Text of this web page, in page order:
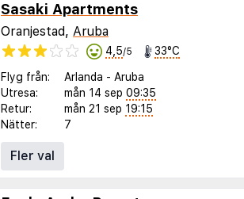
Sasaki Apartments
Oranjestad, Aruba
4,5/5 33°C
Flyg från: Arlanda - Aruba
Utresa:
mån 14 sep 09:35
Retur:
mån 21 sep 19:15
Nätter:
7
Fler val